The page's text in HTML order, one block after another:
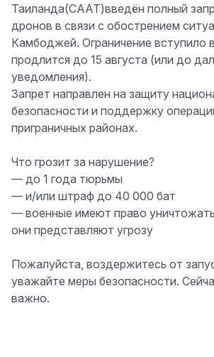
Таиланда(CAAT)введён полный
дронов в связи с обострением
Камбоджей. Ограничение вступило
продлится до 15 августа (или до
уведомления).
Запрет направлен на защиту
безопасности и поддержку
приграничных районах.
Что грозит за нарушение?
— до 1 года тюрьмы
— и/или штраф до 40 000 бат
— военные имеют право
они представляют угрозу
Пожалуйста, воздержитесь от
уважайте меры безопасности.
важно.